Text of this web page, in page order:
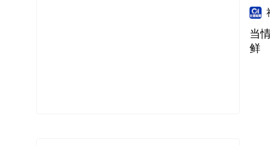
当
鲜